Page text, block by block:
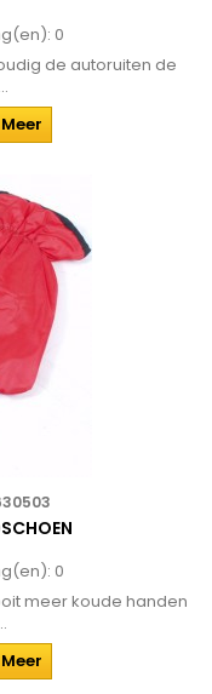
0
de autoruiten de
Meer
0
meer koude handen
Meer